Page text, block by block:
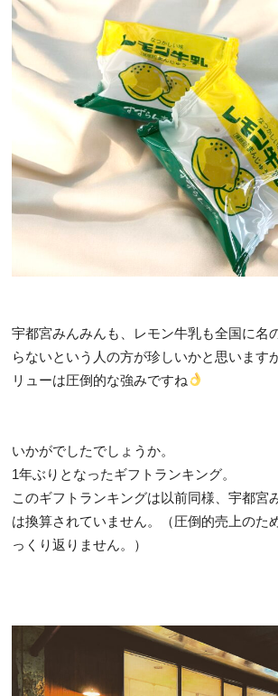
宇都宮みんみんも、レモン牛乳も全国に名
らないという人の方が珍しいかと思います
リューは圧倒的な強みですね
いかがでしたでしょうか。
1年ぶりとなったギフトランキング。
このギフトランキングは以前同様、宇都宮
は換算されていません。（圧倒的売上のた
っくり返りません。）